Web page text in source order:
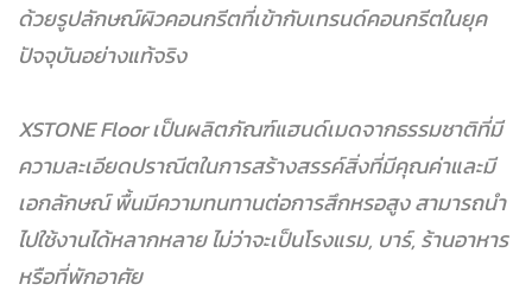
ด้วยรูปลักษณ์ผิวคอนกรีตที่เข้ากับเทรนด์คอนกรีตในยุค
ปัจจุบันอย่างแท้จริง
XSTONE Floor เป็นผลิตภัณฑ์แฮนด์เมดจากธรรมชาติที่มี
ความละเอียดปราณีตในการสร้างสรรค์สิ่งที่มีคุณค่าและมี
เอกลักษณ์ พื้นมีความทนทานต่อการสึกหรอสูง สามารถนำ
ไปใช้งานได้หลากหลาย ไม่ว่าจะเป็นโรงแรม, บาร์, ร้านอาหาร
หรือที่พักอาศัย